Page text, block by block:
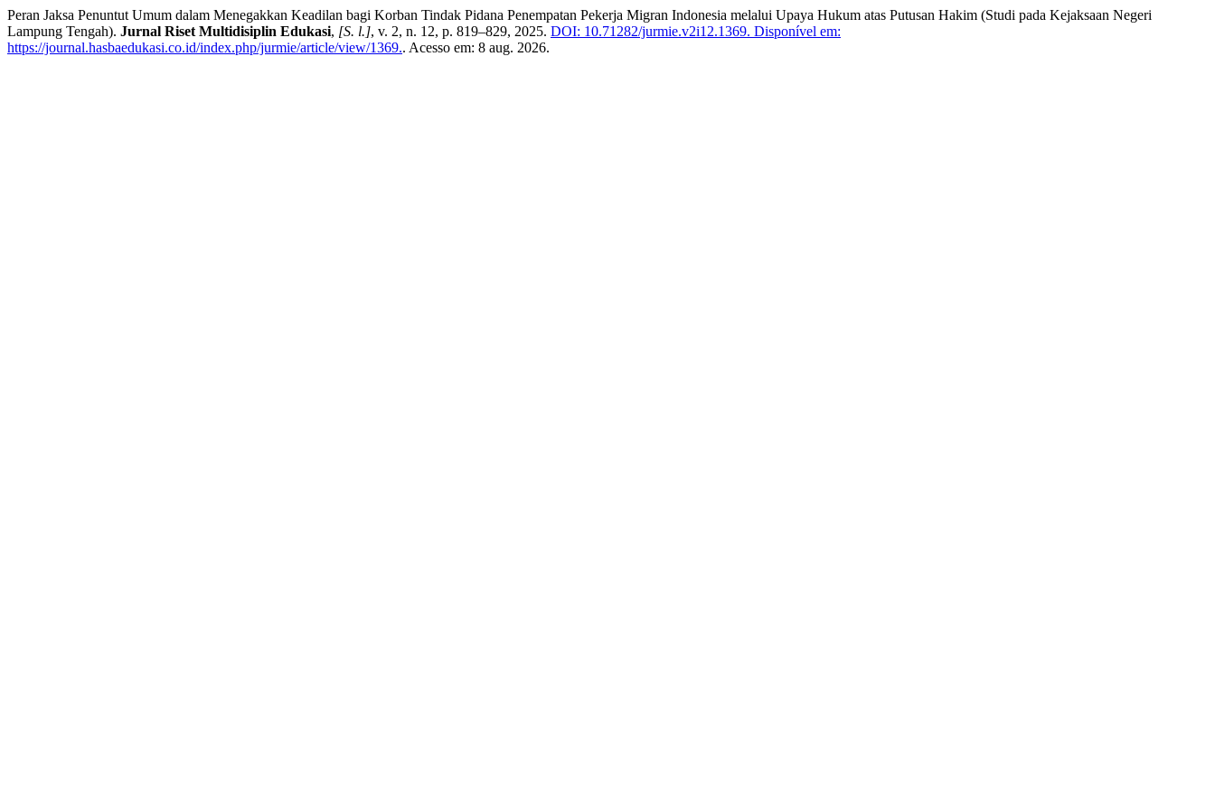
Peran Jaksa Penuntut Umum dalam Menegakkan Keadilan bagi Korban Tindak Pidana Penempatan Pekerja Migran Indonesia melalui Upaya Hukum atas Putusan Hakim (Studi pada Kejaksaan Negeri
Lampung Tengah). Jurnal Riset Multidisiplin Edukasi, [S. l.], v. 2, n. 12, p. 819–829, 2025. DOI: 10.71282/jurmie.v2i12.1369. Disponível em:
https://journal.hasbaedukasi.co.id/index.php/jurmie/article/view/1369.. Acesso em: 8 aug. 2026.